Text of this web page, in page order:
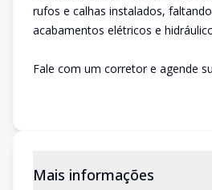
rufos e calhas instalados,
acabamentos elétricos e
Fale com um corretor e agende
Mais informações